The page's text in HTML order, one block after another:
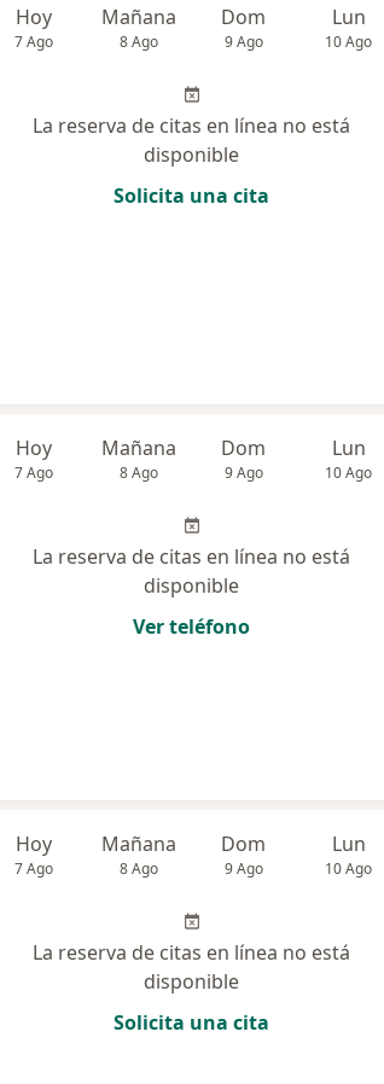
Hoy
7 Ago
Mañana
8 Ago
Dom
9 Ago
Lun
10 Ago
La reserva de citas en línea no está
disponible
Solicita una cita
Hoy
7 Ago
Mañana
8 Ago
Dom
9 Ago
Lun
10 Ago
La reserva de citas en línea no está
disponible
Ver teléfono
Hoy
7 Ago
Mañana
8 Ago
Dom
9 Ago
Lun
10 Ago
La reserva de citas en línea no está
disponible
Solicita una cita